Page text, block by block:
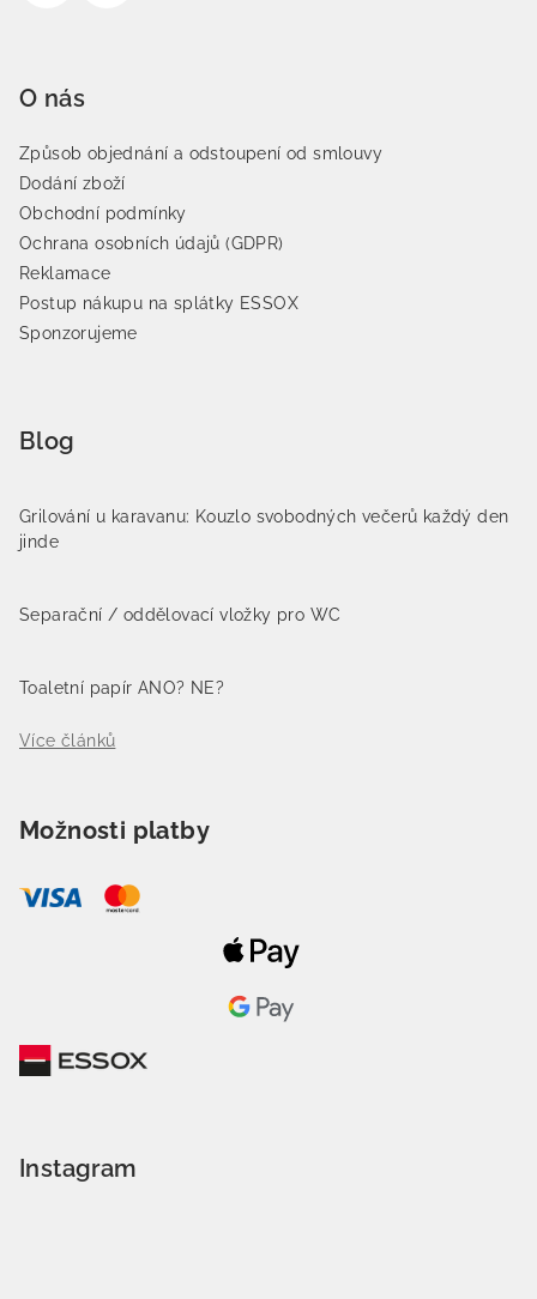
O nás
Způsob objednání a odstoupení od smlouvy
Dodání zboží
Obchodní podmínky
Ochrana osobních údajů (GDPR)
Reklamace
Postup nákupu na splátky ESSOX
Sponzorujeme
Blog
Grilování u karavanu: Kouzlo svobodných večerů každý den
jinde
Separační / oddělovací vložky pro WC
Toaletní papír ANO? NE?
Více článků
Možnosti platby
Instagram